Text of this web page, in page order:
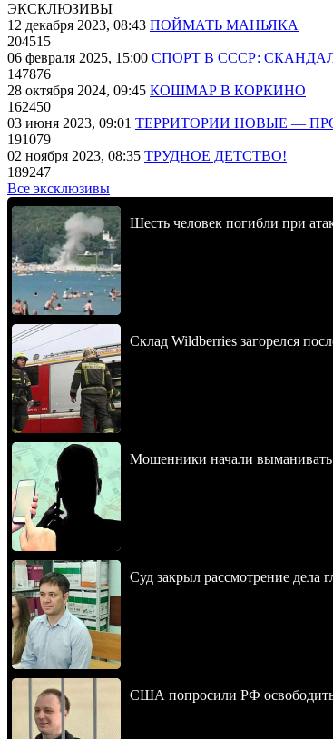
ЭКСКЛЮЗИВЫ
12 декабря 2023, 08:43 ПОЙМАТЬ МАНЬЯКА
204515
06 февраля 2025, 15:00 СПОРТ В СССР:
147876
28 октября 2024, 09:45 КОШМАР В КОРКИНО
162450
03 июня 2023, 09:01 ТЕРРИТОРИИ НОВЫЕ —
191079
02 ноября 2023, 08:35 ТРУДНОЕ ДЕТСТВО!
189247
Все эксклюзивы
Шесть человек погибли при
Склад Wildberries загорелся
Мошенники начали выманивать
Суд закрыл рассмотрение дела
США попросили РФ